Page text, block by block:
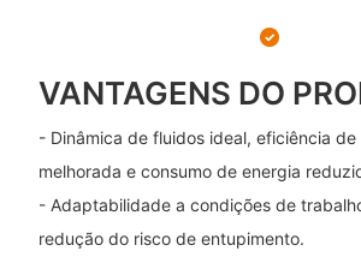
VANTAGENS DO
- Dinâmica de fluidos ideal, eficiência de
melhorada e consumo de energia
- Adaptabilidade a condições de
redução do risco de entupimento.